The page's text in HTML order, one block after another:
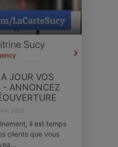
JOUR VOS
- ANNONCEZ
2020
il est temps
clients que vous